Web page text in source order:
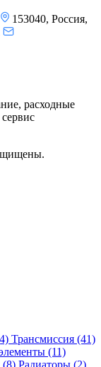
153040, Россия,
расходные
Трансмиссия (41)
(11)
(8) Радиаторы (2)